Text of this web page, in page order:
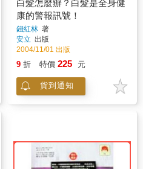
白髮怎麼辦？白髮是全身健
康的警報訊號！
錢紅林 著
安立 出版
2004/11/01 出版
9 折 特價 225 元
貨到通知